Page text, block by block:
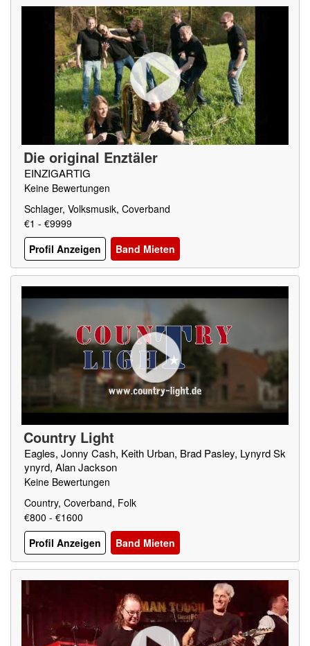
Die original Enztäler
EINZIGARTIG
Keine Bewertungen
Schlager, Volksmusik, Coverband
€1 - €9999
Profil Anzeigen
Band Mieten
Country Light
Eagles, Jonny Cash, Keith Urban, Brad Pasley, Lynyrd Sk
ynyrd, Alan Jackson
Keine Bewertungen
Country, Coverband, Folk
€800 - €1600
Profil Anzeigen
Band Mieten